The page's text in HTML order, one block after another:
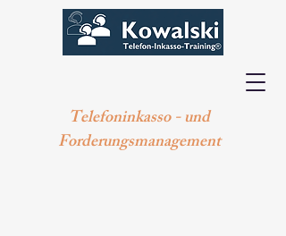
Telefoninkasso - und
Forderungsmanagement